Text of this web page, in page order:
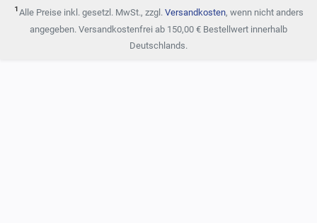
¹Alle Preise inkl. gesetzl. MwSt., zzgl. Versandkosten, wenn nicht anders
angegeben. Versandkostenfrei ab 150,00 € Bestellwert innerhalb
Deutschlands.